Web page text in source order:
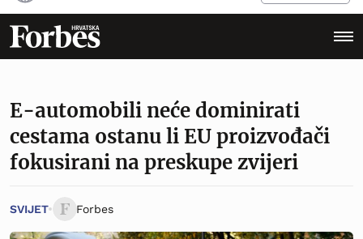
E-automobili neće dominirati
cestama ostanu li EU proizvođači
fokusirani na preskupe zvijeri
SVIJET Forbes